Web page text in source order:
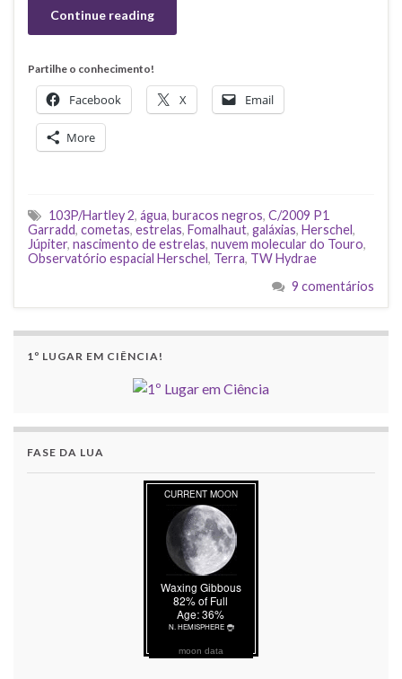
Continue reading
Partilhe o conhecimento!
Facebook X Email
More
103P/Hartley 2, água, buracos negros, C/2009 P1
Garradd, cometas, estrelas, Fomalhaut, galáxias, Herschel,
Júpiter, nascimento de estrelas, nuvem molecular do Touro,
Observatório espacial Herschel, Terra, TW Hydrae
9 comentários
1º LUGAR EM CIÊNCIA!
FASE DA LUA
moon data